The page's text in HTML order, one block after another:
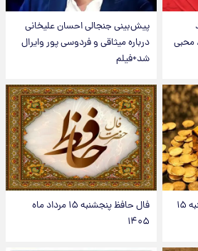
محبی
پیش‌بینی جنجالی احسان علیخانی
درباره میثاقی و فردوسی پور وایرال
شد+فیلم
قیمت طلا و سکه امروز پنجشنبه ۱۵
فال حافظ پنجشنبه ۱۵ مرداد ماه
۱۴۰۵